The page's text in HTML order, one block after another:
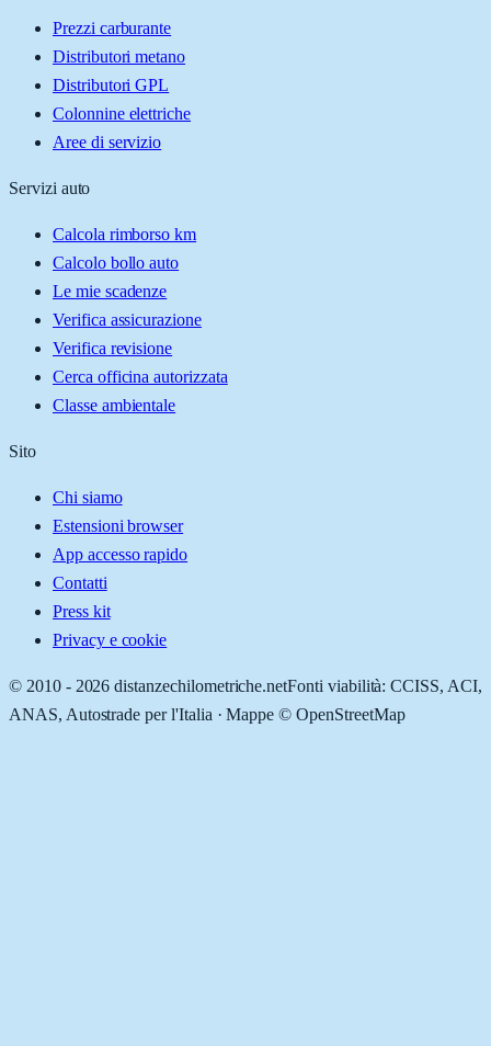
Prezzi carburante
Distributori metano
Distributori GPL
Colonnine elettriche
Aree di servizio
Servizi auto
Calcola rimborso km
Calcolo bollo auto
Le mie scadenze
Verifica assicurazione
Verifica revisione
Cerca officina autorizzata
Classe ambientale
Sito
Chi siamo
Estensioni browser
App accesso rapido
Contatti
Press kit
Privacy e cookie
© 2010 - 2026 distanzechilometriche.netFonti viabilità: CCISS, ACI,
ANAS, Autostrade per l'Italia · Mappe © OpenStreetMap